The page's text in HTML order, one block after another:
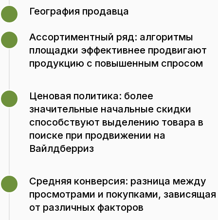
География продавца
Ассортиментный ряд: алгоритмы
площадки эффективнее продвигают
продукцию с повышенным спросом
Ценовая политика: более
значительные начальные скидки
способствуют выделению товара в
поиске при продвижении на
Вайлдберриз
Средняя конверсия: разница между
просмотрами и покупками, зависящая
от различных факторов
Как работает
бесплатное
продвижение товара на
Wildberries
категорий и поисковой функции. Для
этого маркетплейс применяет правила
SEO оптимизация Wildberries. Это
позволяет карточкам товаров быть
видимыми в ответ на запросы
пользователей.
названия карточки товара —
основное средство для улучшения
поисковой видимости. Это позволяет